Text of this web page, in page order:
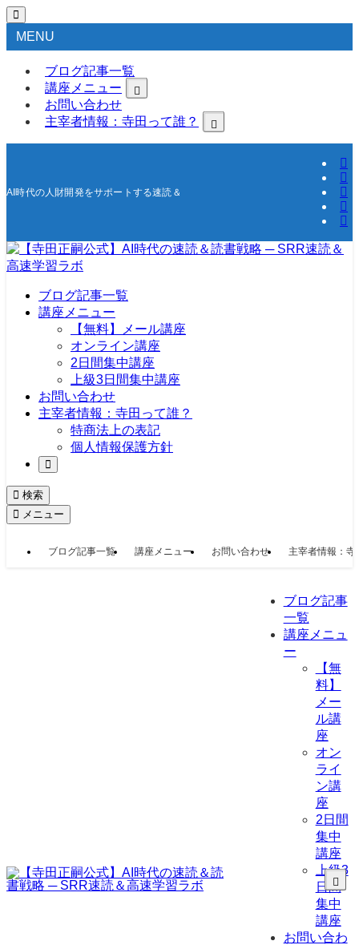
MENU
ブログ記事一覧
講座メニュー
お問い合わせ
主宰者情報：寺田って誰？
AI時代の人財開発をサポートする速読＆高速学習の研究所
ブログ記事一覧
講座メニュー
【無料】メール講座
オンライン講座
2日間集中講座
上級3日間集中講座
お問い合わせ
主宰者情報：寺田って誰？
特商法上の表記
個人情報保護方針
検索
メニュー
ブログ記事一覧 講座メニュー お問い合わせ 主宰者情報：寺
ブログ記事
一覧
講座メニュ
ー
【無
料】
メー
ル講
座
オン
ライ
ン講
座
2日間
集中
講座
上級3
日間
集中
講座
お問い合わ